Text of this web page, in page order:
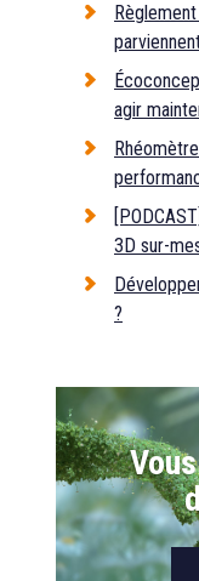
agir
3D sur-
?